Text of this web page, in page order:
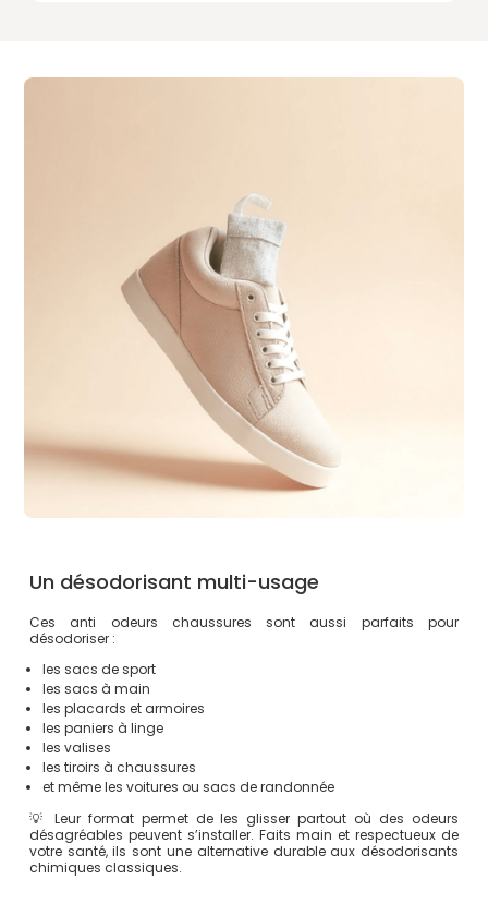
Un désodorisant multi-usage
Ces anti odeurs chaussures sont aussi parfaits pour
désodoriser :
les sacs de sport
les sacs à main
les placards et armoires
les paniers à linge
les valises
les tiroirs à chaussures
et même les voitures ou sacs de randonnée
💡 Leur format permet de les glisser partout où des odeurs
désagréables peuvent s’installer. Faits main et respectueux de
votre santé, ils sont une alternative durable aux désodorisants
chimiques classiques.